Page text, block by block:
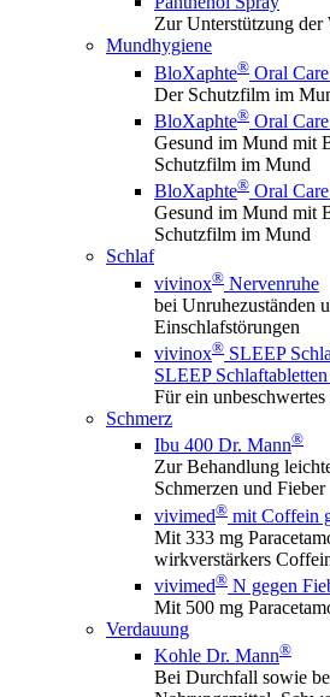
Zur Unterstützung
Mundhygiene
BloXaphte® Oral
Der Schutzfilm im
BloXaphte® Oral
Gesund im Mund mit
Schutzfilm im Mund
BloXaphte® Oral
Gesund im Mund mit
Schutzfilm im Mund
Schlaf
vivinox® Nervenruhe
bei Unruhezuständen
Einschlafstörungen
vivinox® SLEEP
SLEEP
Für ein
Schmerz
Ibu 400 Dr. Mann®
Zur Behandlung
Schmerzen und Fieber
vivimed® mit Coffein
Mit 333 mg
wirkverstärkers
vivimed® N gegen
Mit 500 mg
Verdauung
Kohle Dr. Mann®
Bei Durchfall sowie